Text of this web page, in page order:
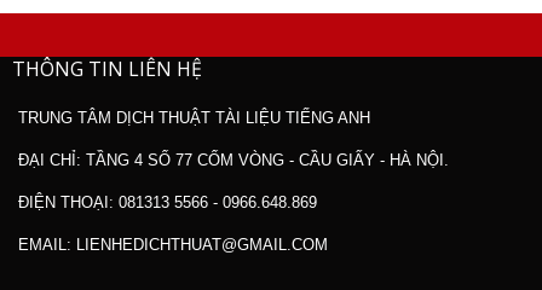
THÔNG TIN LIÊN HỆ
TRUNG TÂM DỊCH THUẬT TÀI LIỆU TIẾNG ANH
ĐẠI CHỈ: TẦNG 4 SỐ 77 CỐM VÒNG - CẦU GIẤY - HÀ NỘI.
ĐIỆN THOẠI: 081313 5566 - 0966.648.869
EMAIL: LIENHEDICHTHUAT@GMAIL.COM